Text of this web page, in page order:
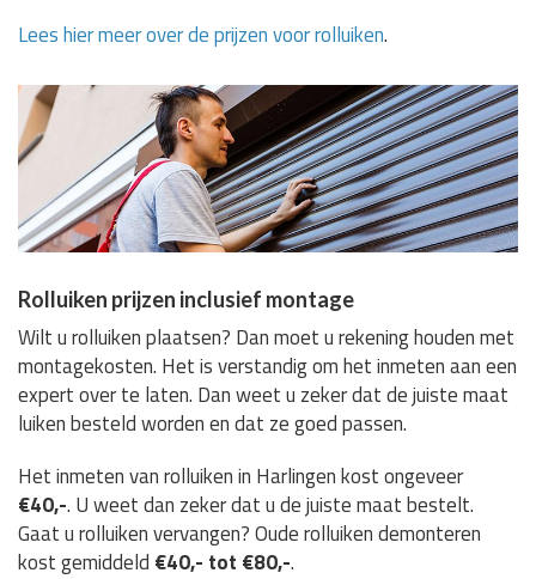
Lees hier meer over de prijzen voor rolluiken.
Rolluiken prijzen inclusief montage
Wilt u rolluiken plaatsen? Dan moet u rekening houden met
montagekosten. Het is verstandig om het inmeten aan een
expert over te laten. Dan weet u zeker dat de juiste maat
luiken besteld worden en dat ze goed passen.
Het inmeten van rolluiken in Harlingen kost ongeveer
€40,-. U weet dan zeker dat u de juiste maat bestelt.
Gaat u rolluiken vervangen? Oude rolluiken demonteren
kost gemiddeld €40,- tot €80,-.